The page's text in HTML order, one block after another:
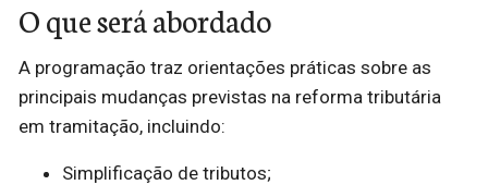
O que será abordado
A programação traz orientações práticas sobre as
principais mudanças previstas na reforma tributária
em tramitação, incluindo:
Simplificação de tributos;